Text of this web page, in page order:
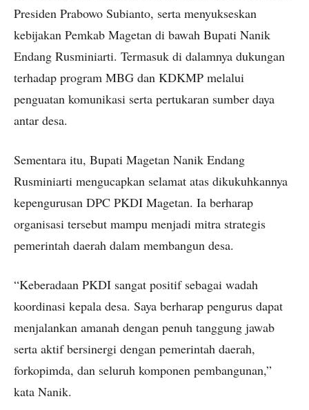
Presiden Prabowo Subianto, serta menyukseskan
kebijakan Pemkab Magetan di bawah Bupati Nanik
Endang Rusminiarti. Termasuk di dalamnya dukungan
terhadap program MBG dan KDKMP melalui
penguatan komunikasi serta pertukaran sumber daya
antar desa.
Sementara itu, Bupati Magetan Nanik Endang
Rusminiarti mengucapkan selamat atas dikukuhkannya
kepengurusan DPC PKDI Magetan. Ia berharap
organisasi tersebut mampu menjadi mitra strategis
pemerintah daerah dalam membangun desa.
“Keberadaan PKDI sangat positif sebagai wadah
koordinasi kepala desa. Saya berharap pengurus dapat
menjalankan amanah dengan penuh tanggung jawab
serta aktif bersinergi dengan pemerintah daerah,
forkopimda, dan seluruh komponen pembangunan,”
kata Nanik.